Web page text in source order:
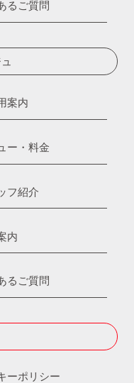
るご質問
案内
ー・料金
フ紹介
内
るご質問
ーポリシー